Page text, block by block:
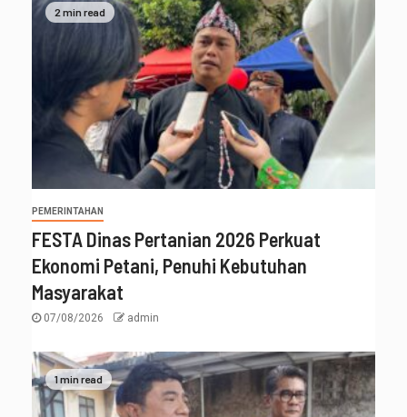
2 min read
PEMERINTAHAN
FESTA Dinas Pertanian 2026 Perkuat
Ekonomi Petani, Penuhi Kebutuhan
Masyarakat
07/08/2026 admin
1 min read